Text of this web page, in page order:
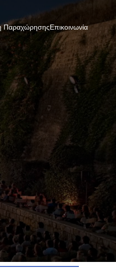
ΠαραχώρησηςΕπικοινωνία